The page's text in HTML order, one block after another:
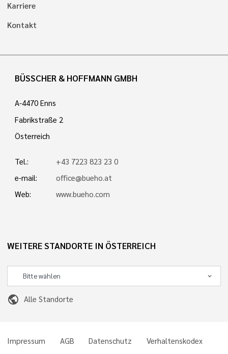
Karriere
Kontakt
BÜSSCHER & HOFFMANN GMBH
A-4470 Enns
Fabrikstraße 2
Österreich
Tel.:
+43 7223 823 23 0
e-mail:
office@bueho.at
Web:
www.bueho.com
WEITERE STANDORTE IN ÖSTERREICH
public Alle Standorte
Impressum AGB Datenschutz Verhaltenskodex